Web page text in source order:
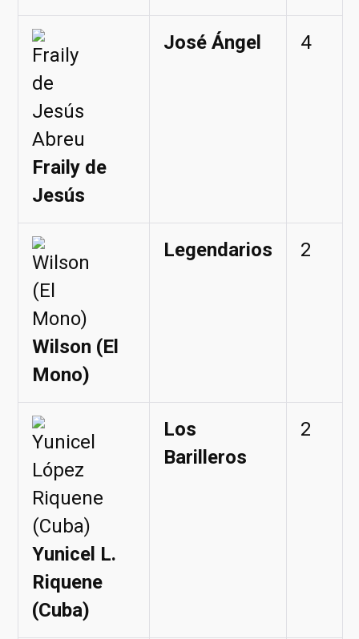
Fraily de
Jesús
José Ángel 4
Wilson (El
Mono)
Legendarios 2
Yunicel L.
Riquene
(Cuba)
Los
Barilleros
2